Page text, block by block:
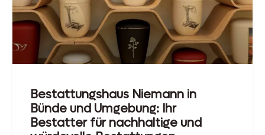
Bestattungshaus Niemann in
Bünde und Umgebung: Ihr
Bestatter für nachhaltige und